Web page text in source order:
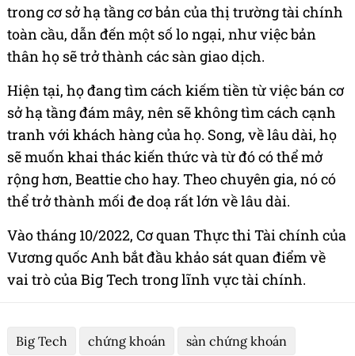
trong cơ sở hạ tầng cơ bản của thị trường tài chính
toàn cầu, dẫn đến một số lo ngại, như việc bản
thân họ sẽ trở thành các sàn giao dịch.
Hiện tại, họ đang tìm cách kiếm tiền từ việc bán cơ
sở hạ tầng đám mây, nên sẽ không tìm cách cạnh
tranh với khách hàng của họ. Song, về lâu dài, họ
sẽ muốn khai thác kiến thức và từ đó có thể mở
rộng hơn, Beattie cho hay. Theo chuyên gia, nó có
thể trở thành mối đe doạ rất lớn về lâu dài.
Vào tháng 10/2022, Cơ quan Thực thi Tài chính của
Vương quốc Anh bắt đầu khảo sát quan điểm về
vai trò của Big Tech trong lĩnh vực tài chính.
Big Tech chứng khoán sàn chứng khoán